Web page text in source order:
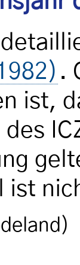
.
ist,
des
ist